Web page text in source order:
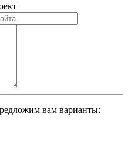
вам варианты: